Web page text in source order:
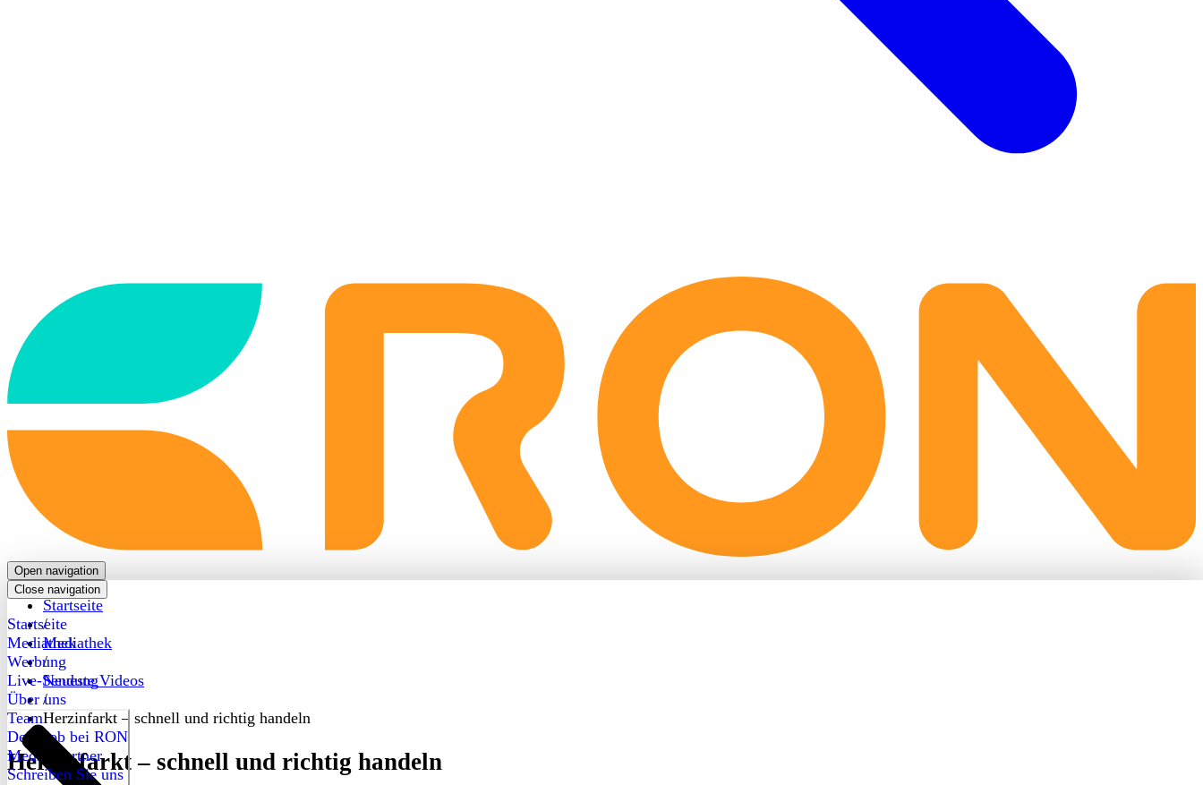
frontpage
Open navigation
Close navigation
Startseite
Mediathek
Werbung
Live-Sendung
Über uns
Team
Dein Job bei RON
Medienpartner
Schreiben Sie uns
Startseite
/
Mediathek
/
Neueste Videos
/
Herzinfarkt – schnell und richtig handeln
Herzinfarkt – schnell und richtig handeln